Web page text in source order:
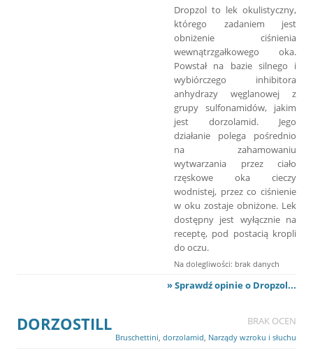
Dropzol to lek okulistyczny,
którego zadaniem jest
obniżenie ciśnienia
wewnątrzgałkowego oka.
Powstał na bazie silnego i
wybiórczego inhibitora
anhydrazy węglanowej z
grupy sulfonamidów, jakim
jest dorzolamid. Jego
działanie polega pośrednio
na zahamowaniu
wytwarzania przez ciało
rzęskowe oka cieczy
wodnistej, przez co ciśnienie
w oku zostaje obniżone. Lek
dostępny jest wyłącznie na
receptę, pod postacią kropli
do oczu.
Na dolegliwości: brak danych
» Sprawdź opinie o Dropzol...
DORZOSTILL BRAK OCEN
Bruschettini dorzolamid Narządy wzroku i słuchu